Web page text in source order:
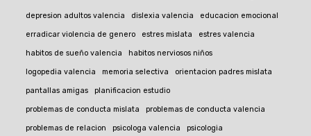
depresion adultos valencia dislexia valencia educacion emocional
erradicar violencia de genero estres mislata estres valencia
habitos de sueño valencia habitos nerviosos niños
logopedia valencia memoria selectiva orientacion padres mislata
pantallas amigas planificacion estudio
problemas de conducta mislata problemas de conducta valencia
problemas de relacion psicologa valencia psicologia